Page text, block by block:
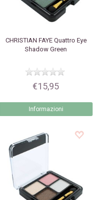
CHRISTIAN FAYEQuattro Eye
Shadow Green
€15,95
Informazioni